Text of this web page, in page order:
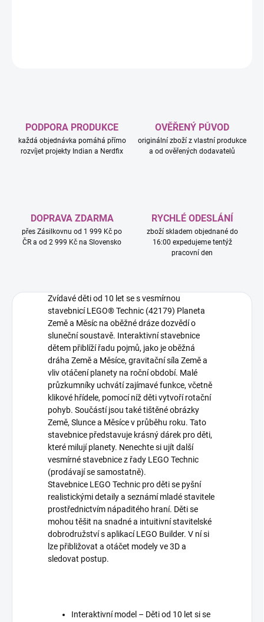
PODPORA PRODUKCE
každá objednávka pomáhá přímo
rozvíjet projekty Indian a Nerdfix
OVĚŘENÝ PŮVOD
originální zboží z vlastní produkce
a od ověřených dodavatelů
DOPRAVA ZDARMA
přes Zásilkovnu od 1 999 Kč po
ČR a od 2 999 Kč na Slovensko
RYCHLÉ ODESLÁNÍ
zboží skladem objednané do
16:00 expedujeme tentýž
pracovní den
Zvídavé děti od 10 let se s vesmírnou
stavebnicí LEGO® Technic (42179) Planeta
Země a Měsíc na oběžné dráze dozvědí o
sluneční soustavě. Interaktivní stavebnice
dětem přiblíží řadu pojmů, jako je oběžná
dráha Země a Měsíce, gravitační síla Země a
vliv otáčení planety na roční období. Malé
průzkumníky uchvátí zajímavé funkce, včetně
klikové hřídele, pomocí níž děti vytvoří rotační
pohyb. Součástí jsou také tištěné obrázky
Země, Slunce a Měsíce v průběhu roku. Tato
stavebnice představuje krásný dárek pro děti,
které milují planety. Nenechte si ujít další
vesmírné stavebnice z řady LEGO Technic
(prodávají se samostatně).
Stavebnice LEGO Technic pro děti se pyšní
realistickými detaily a seznámí mladé stavitele
prostřednictvím nápaditého hraní. Děti se
mohou těšit na snadné a intuitivní stavitelské
dobrodružství s aplikací LEGO Builder. V ní si
lze přibližovat a otáčet modely ve 3D a
sledovat postup.
Interaktivní model – Děti od 10 let si se